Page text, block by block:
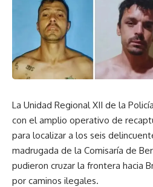
La Unidad Regional XII de la
con el amplio operativo de
para localizar a los seis
madrugada de la Comisaría de
pudieron cruzar la frontera hacia
por caminos ilegales.